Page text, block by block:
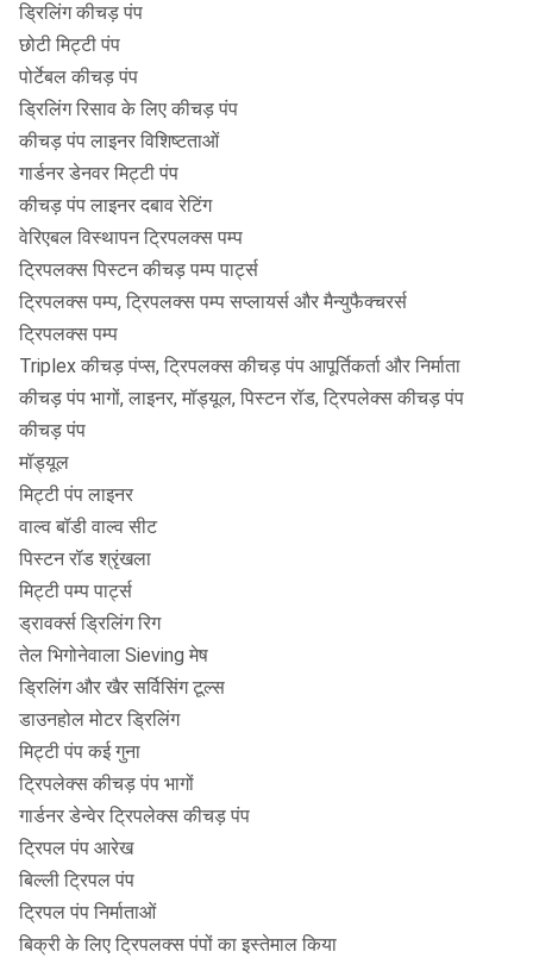
ड्रिलिंग कीचड़ पंप
छोटी मिट्टी पंप
पोर्टेबल कीचड़ पंप
ड्रिलिंग रिसाव के लिए कीचड़ पंप
कीचड़ पंप लाइनर विशिष्टताओं
गार्डनर डेनवर मिट्टी पंप
कीचड़ पंप लाइनर दबाव रेटिंग
वेरिएबल विस्थापन ट्रिपलक्स पम्प
ट्रिपलक्स पिस्टन कीचड़ पम्प पार्ट्स
ट्रिपलक्स पम्प, ट्रिपलक्स पम्प सप्लायर्स और मैन्युफैक्चरर्स
ट्रिपलक्स पम्प
Triplex कीचड़ पंप्स, ट्रिपलक्स कीचड़ पंप आपूर्तिकर्ता और निर्माता
कीचड़ पंप भागों, लाइनर, मॉड्यूल, पिस्टन रॉड, ट्रिपलेक्स कीचड़ पंप
कीचड़ पंप
मॉड्यूल
मिट्टी पंप लाइनर
वाल्व बॉडी वाल्व सीट
पिस्टन रॉड श्रृंखला
मिट्टी पम्प पार्ट्स
ड्रावर्क्स ड्रिलिंग रिग
तेल भिगोनेवाला Sieving मेष
ड्रिलिंग और खैर सर्विसिंग टूल्स
डाउनहोल मोटर ड्रिलिंग
मिट्टी पंप कई गुना
ट्रिपलेक्स कीचड़ पंप भागों
गार्डनर डेन्वेर ट्रिपलेक्स कीचड़ पंप
ट्रिपल पंप आरेख
बिल्ली ट्रिपल पंप
ट्रिपल पंप निर्माताओं
बिक्री के लिए ट्रिपलक्स पंपों का इस्तेमाल किया